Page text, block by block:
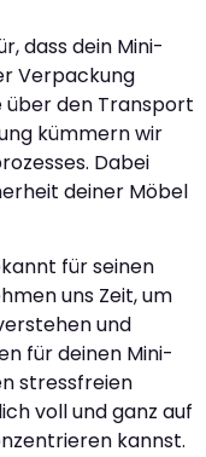
dass dein Mini-
Verpackung
den Transport
kümmern wir
Dabei
deiner Möbel
für seinen
uns Zeit, um
und
für deinen Mini-
stressfreien
voll und ganz auf
kannst.